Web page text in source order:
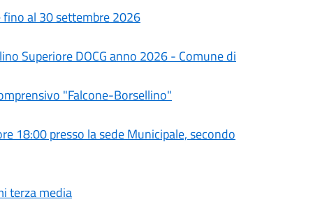
al 30 settembre 2026
Superiore DOCG anno 2026 - Comune di
"Falcone-Borsellino"
18:00 presso la sede Municipale, secondo
terza media